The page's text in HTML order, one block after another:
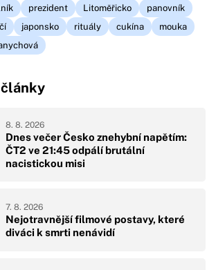
prezident Litoměřicko
panovník
japonsko rituály cukína
mouka
Dnes večer Česko znehybní napětím:
ČT2 ve 21:45 odpálí brutální
nacistickou misi
8. 8. 2026
Nejotravnější filmové postavy, které
diváci k smrti nenávidí
7. 8. 2026